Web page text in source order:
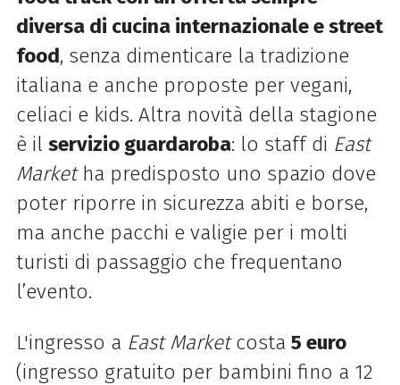
diversa di cucina internazionale e street
food, senza dimenticare la tradizione
italiana e anche proposte per vegani,
celiaci e kids. Altra novità della stagione
è il servizio guardaroba: lo staff di East
Marketha predisposto uno spazio dove
poter riporre in sicurezza abiti e borse,
ma anche pacchi e valigie per i molti
turisti di passaggio che frequentano
l’evento.
L'ingresso a East Marketcosta 5 euro
(ingresso gratuito per bambini fino a 12